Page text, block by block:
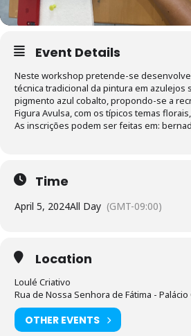
Event Details
Neste workshop pretende-se
técnica tradicional da pintura em azulejos
pigmento azul cobalto, propondo-se a
Figura Avulsa, com os típicos temas
As inscrições podem ser feitas em:
Time
April 5, 2024All Day (GMT-09:00)
Location
Loulé Criativo
Rua de Nossa Senhora de Fátima - Palácio
OTHER EVENTS